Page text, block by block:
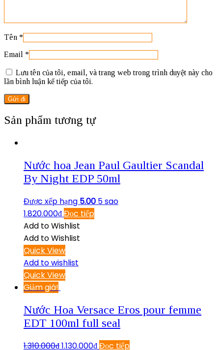
Tên *
Email *
Lưu tên của tôi, email, và trang web trong trình duyệt này cho
lần bình luận kế tiếp của tôi.
Sản phẩm tương tự
Nước hoa Jean Paul Gaultier Scandal
By Night EDP 50ml
Được xếp hạng 5.00 5 sao
1.820.000₫Đọc tiếp
Add to Wishlist
Add to Wishlist
Quick View
Add to wishlist
Quick View
Giảm giá!
Nước Hoa Versace Eros pour femme
EDT 100ml full seal
1.310.000₫1.130.000₫Đọc tiếp